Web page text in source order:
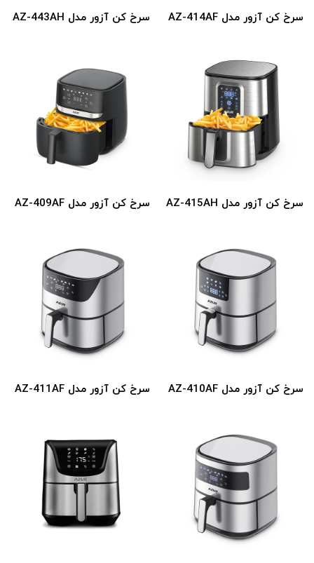
سرخ کن آزور مدل AZ-414AF سرخ کن آزور مدل AZ-443AH
سرخ کن آزور مدل AZ-415AH سرخ کن آزور مدل AZ-409AF
سرخ کن آزور مدل AZ-410AF سرخ کن آزور مدل AZ-411AF